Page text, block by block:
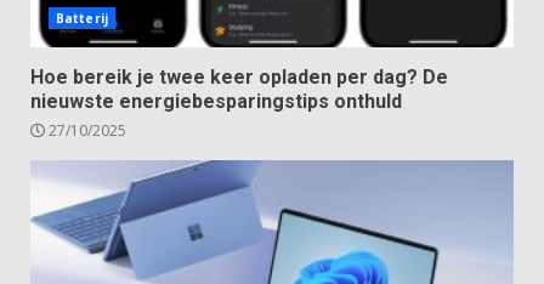
Batterij
Hoe bereik je twee keer opladen per dag? De
nieuwste energiebesparingstips onthuld
27/10/2025